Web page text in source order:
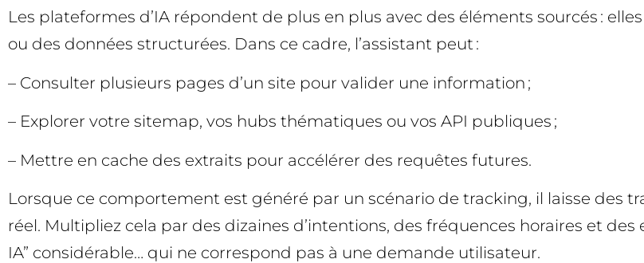
Les plateformes d’IA répondent de plus en plus avec des éléments sourcés :
ou des données structurées. Dans ce cadre, l’assistant peut :
– Consulter plusieurs pages d’un site pour valider une information ;
– Explorer votre sitemap, vos hubs thématiques ou vos API publiques ;
– Mettre en cache des extraits pour accélérer des requêtes futures.
Lorsque ce comportement est généré par un scénario de tracking, il laisse des
réel. Multipliez cela par des dizaines d’intentions, des fréquences horaires et
IA” considérable… qui ne correspond pas à une demande utilisateur.